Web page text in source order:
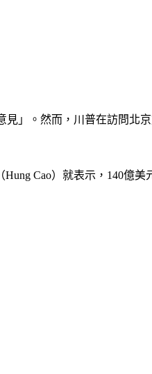
見」。然而，川普在訪問北
Cao）就表示，140億美